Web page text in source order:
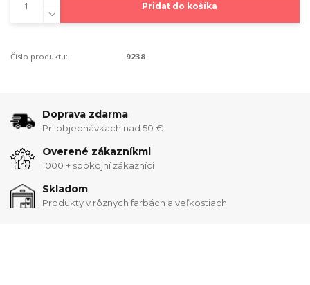
Pridať do košíka
Číslo produktu: 9238
Doprava zdarma
Pri objednávkach nad 50 €
Overené zákazníkmi
1000 + spokojní zákazníci
Skladom
Produkty v rôznych farbách a veľkostiach